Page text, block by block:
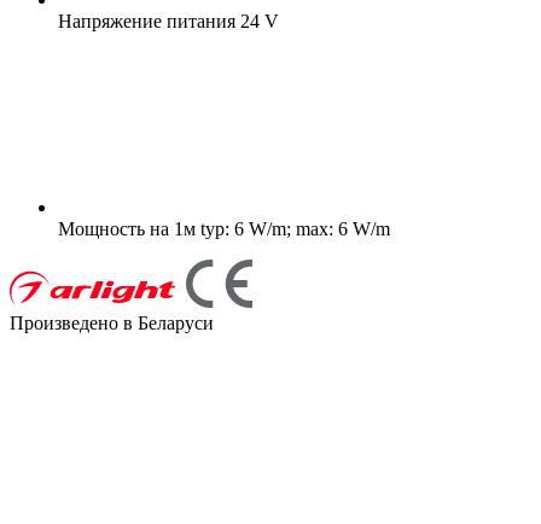
Напряжение питания 24 V
Мощность на 1м typ: 6 W/m; max: 6 W/m
Произведено в Беларуси